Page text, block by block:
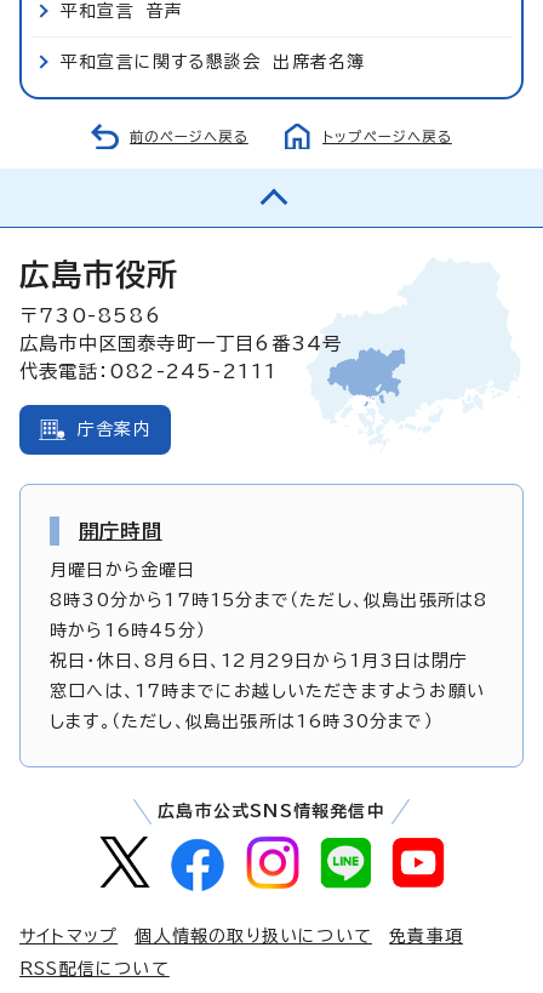
平和宣言 音声
平和宣言に関する懇談会 出席者名簿
前のページへ戻る トップページへ戻る
広島市役所
〒730-8586
広島市中区国泰寺町一丁目6番34号
代表電話：082-245-2111
庁舎案内
開庁時間
月曜日から金曜日
8時30分から17時15分まで（ただし、似島出張所は8
時から16時45分）
祝日・休日、8月6日、12月29日から1月3日は閉庁
窓口へは、17時までにお越しいただきますようお願い
します。（ただし、似島出張所は16時30分まで）
広島市公式SNS情報発信中
サイトマップ 個人情報の取り扱いについて
免責事項
RSS配信について